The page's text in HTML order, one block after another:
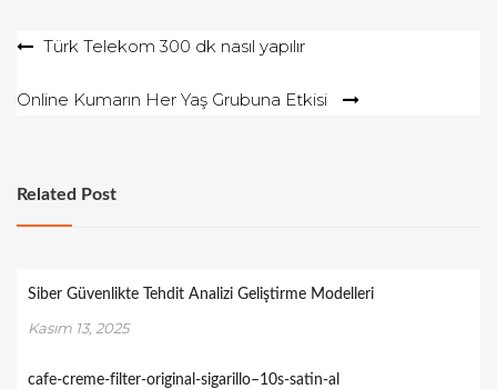
YazıTürk Telekom 300 dk nasıl yapılır
Online Kumarın Her Yaş Grubuna Etkisi
Related Post
Siber Güvenlikte Tehdit Analizi Geliştirme Modelleri
Kasım 13, 2025
cafe-creme-filter-original-sigarillo–10s-satin-al